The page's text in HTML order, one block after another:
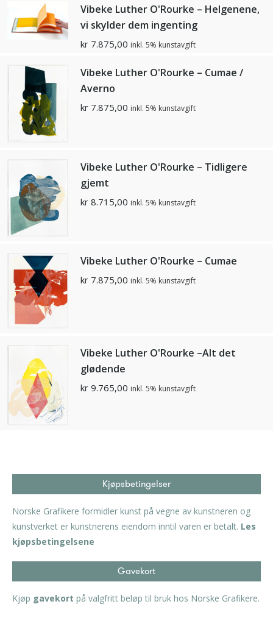
Vibeke Luther O'Rourke – Helgenene,
vi skylder dem ingenting
kr 7.875,00 inkl. 5% kunstavgift
Vibeke Luther O'Rourke – Cumae /
Averno
kr 7.875,00 inkl. 5% kunstavgift
Vibeke Luther O'Rourke – Tidligere
gjemt
kr 8.715,00 inkl. 5% kunstavgift
Vibeke Luther O'Rourke – Cumae
kr 7.875,00 inkl. 5% kunstavgift
Vibeke Luther O'Rourke –Alt det
glødende
kr 9.765,00 inkl. 5% kunstavgift
Kjøpsbetingelser
Norske Grafikere formidler kunst på vegne av kunstneren og
kunstverket er kunstnerens eiendom inntil varen er betalt. Les
kjøpsbetingelsene
Gavekort
Kjøp gavekort på valgfritt beløp til bruk hos Norske Grafikere.